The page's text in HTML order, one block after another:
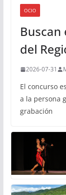
OCIO
Buscan
del
2026-07-31
El concurso
a la persona
grabación